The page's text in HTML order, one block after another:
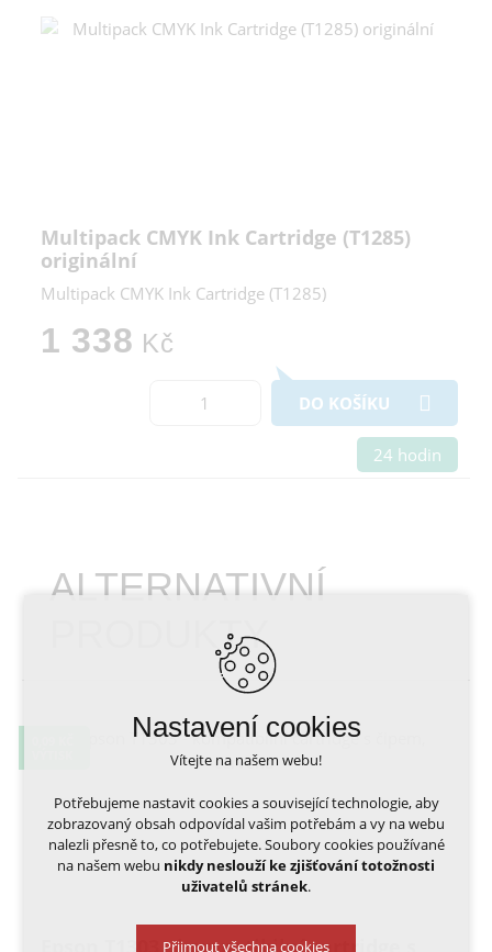
Multipack CMYK Ink Cartridge (T1285)
originální
Multipack CMYK Ink Cartridge (T1285)
1 338 Kč
DO KOŠÍKU
24 hodin
ALTERNATIVNÍ
PRODUKTY
Nastavení cookies
Vítejte na našem webu!
Potřebujeme nastavit cookies a související technologie, aby
zobrazovaný obsah odpovídal vašim potřebám a vy na webu
nalezli přesně to, co potřebujete. Soubory cookies používané
na našem webu nikdy neslouží ke zjišťování totožnosti
uživatelů stránek.
Přijmout všechna cookies